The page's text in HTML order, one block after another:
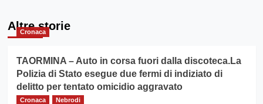
Altre storie
Cronaca
TAORMINA – Auto in corsa fuori dalla discoteca.La
Polizia di Stato esegue due fermi di indiziato di
delitto per tentato omicidio aggravato
Cronaca Nebrodi